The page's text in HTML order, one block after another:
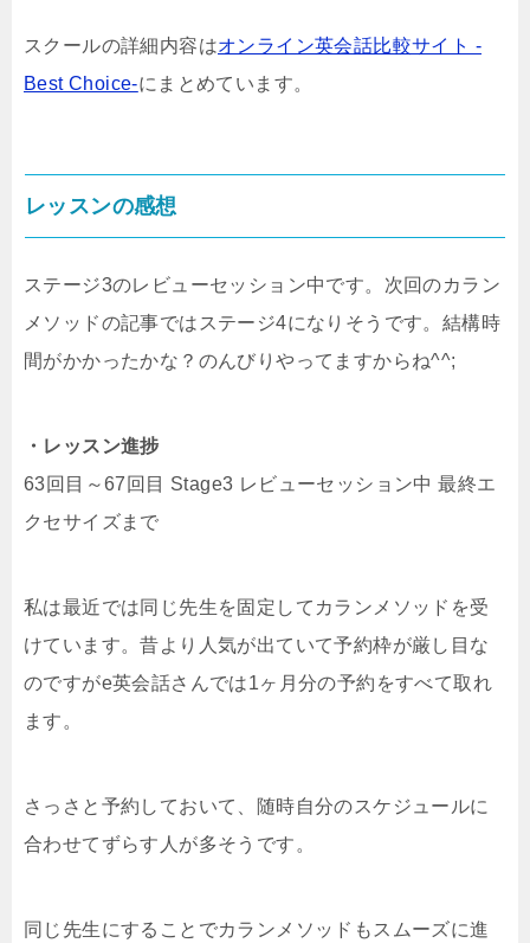
スクールの詳細内容はオンライン英会話比較サイト -
Best Choice-にまとめています。
レッスンの感想
ステージ3のレビューセッション中です。次回のカラン
メソッドの記事ではステージ4になりそうです。結構時
間がかかったかな？のんびりやってますからね^^;
・レッスン進捗
63回目～67回目 Stage3 レビューセッション中 最終エ
クセサイズまで
私は最近では同じ先生を固定してカランメソッドを受
けています。昔より人気が出ていて予約枠が厳し目な
のですがe英会話さんでは1ヶ月分の予約をすべて取れ
ます。
さっさと予約しておいて、随時自分のスケジュールに
合わせてずらす人が多そうです。
同じ先生にすることでカランメソッドもスムーズに進